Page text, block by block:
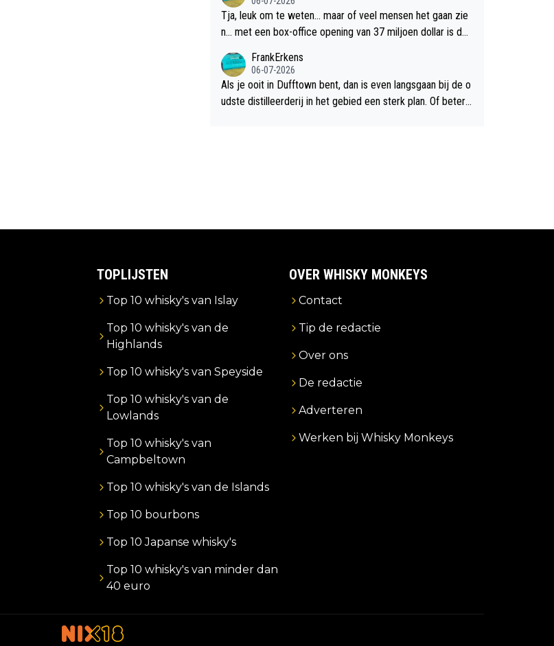
Tja, leuk om te weten... maar of veel mensen het gaan zie
n... met een box-office opening van 37 miljoen dollar is de
FrankErkens
06-07-2026
Als je ooit in Dufftown bent, dan is even langsgaan bij de o
udste distilleerderij in het gebied een sterk plan. Of beter n
TOPLIJSTEN
Top 10 whisky's van Islay
Top 10 whisky's van de
Highlands
Top 10 whisky's van Speyside
Top 10 whisky's van de
Lowlands
Top 10 whisky's van
Campbeltown
Top 10 whisky's van de Islands
Top 10 bourbons
Top 10 Japanse whisky's
Top 10 whisky's van minder dan
40 euro
OVER WHISKY MONKEYS
Contact
Tip de redactie
Over ons
De redactie
Adverteren
Werken bij Whisky Monkeys